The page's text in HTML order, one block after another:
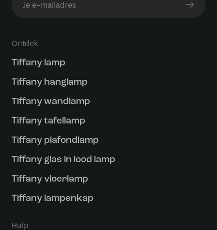
Ontdek
Tiffany lamp
Tiffany hanglamp
Tiffany wandlamp
Tiffany tafellamp
Tiffany plafondlamp
Tiffany glas in lood lamp
Tiffany vloerlamp
Tiffany lampenkap
Hulp